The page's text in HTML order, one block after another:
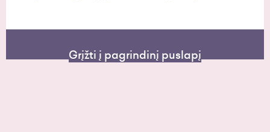
Grįžti į pagrindinį puslapį